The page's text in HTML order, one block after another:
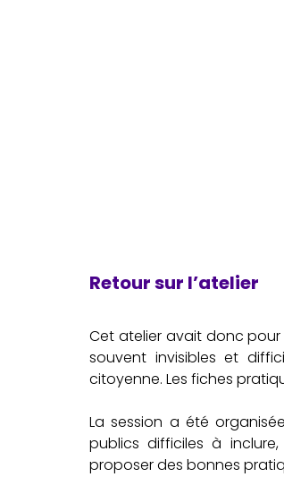
Retour sur l’atelier
Cet atelier avait donc pour
souvent invisibles et
citoyenne. Les fiches
La session a été
publics difficiles à
proposer des bonnes